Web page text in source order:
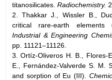
titanosilicates. Radiochemistry.
2. Thakkar J., Wissler B.,
critical rare-earth elements
Industrial & Engineering
pp. 11121–11126.
3. Ortíz-Oliveros H. B., Flores-
E., Fernández-Valverde S. M.
and sorption of Eu (III).